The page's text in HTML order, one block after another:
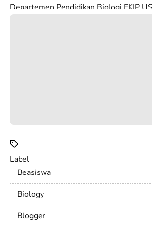
Departemen Pendidikan Biologi FKIP
Label
Beasiswa
Biology
Blogger